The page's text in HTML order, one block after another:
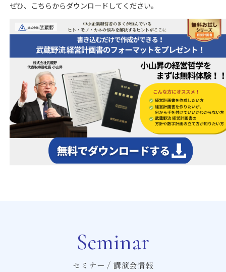
ぜひ、こちらからダウンロードしてください。
Seminar
セミナー / 講演会情報